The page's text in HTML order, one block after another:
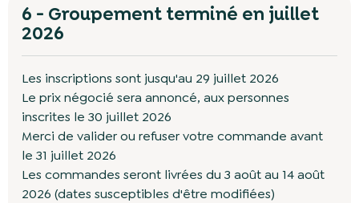
6 - Groupement terminé en juillet
2026
Les inscriptions sont jusqu'au 29 juillet 2026
Le prix négocié sera annoncé, aux personnes
inscrites le 30 juillet 2026
Merci de valider ou refuser votre commande avant
le 31 juillet 2026
Les commandes seront livrées du 3 août au 14 août
2026 (dates susceptibles d'être modifiées)